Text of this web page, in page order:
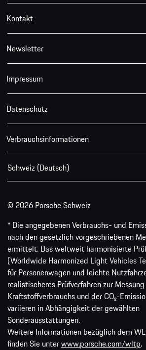
Kontakt
Newsletter
Impressum
Datenschutz
Verbrauchsinformationen
Schweiz (Deutsch)
© 2026 Porsche Schweiz
* Die angegebenen Verbrauchs- und
nach den gesetzlich vorgeschriebenen
ermittelt. Das weltweit harmonisierte
(Worldwide Harmonized Light Vehicles
für Personenwagen und leichte
realistischeres Prüfverfahren zur
Kraftstoffverbrauchs und der CO₂-
variieren in Abhängigkeit der gewählten
Sonderausstattungen.
Weitere Informationen bezüglich dem
finden Sie unterwww.porsche.com/wltp.